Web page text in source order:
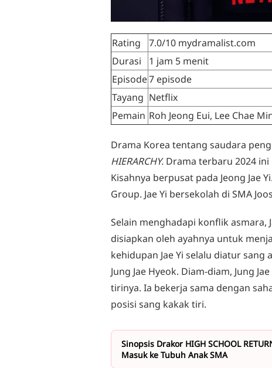
Rating
7.0/10 mydramalist.com
Durasi
1 jam 5 menit
Episode7 episode
Tayang Netflix
Pemain Roh Jeong Eui, Lee Chae
Drama Korea tentang saudara
HIERARCHY. Drama terbaru 2024
Kisahnya berpusat pada Jeong Jae
Group. Jae Yi bersekolah di SMA
Selain menghadapi konflik asmara,
disiapkan oleh ayahnya untuk
kehidupan Jae Yi selalu diatur sang
Jung Jae Hyeok. Diam-diam, Jung
tirinya. Ia bekerja sama dengan
posisi sang kakak tiri.
Sinopsis Drakor HIGH SCHOOL
Masuk ke Tubuh Anak SMA